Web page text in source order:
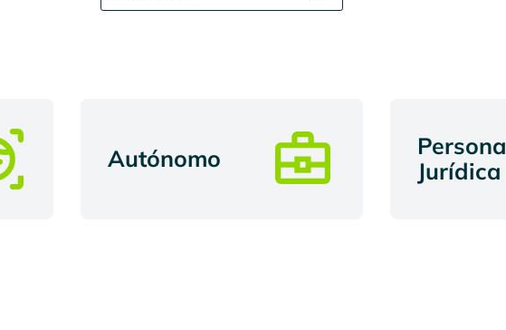
Autónomo
Persona
Jurídica